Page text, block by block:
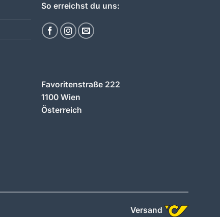
So erreichst du uns:
Favoritenstraße 222
1100 Wien
Österreich
Versand